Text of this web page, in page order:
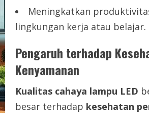
Meningkatkan
lingkungan kerja atau belajar.
Pengaruh terhadap
Kenyamanan
Kualitas cahaya lampu LED
besar terhadap kesehatan